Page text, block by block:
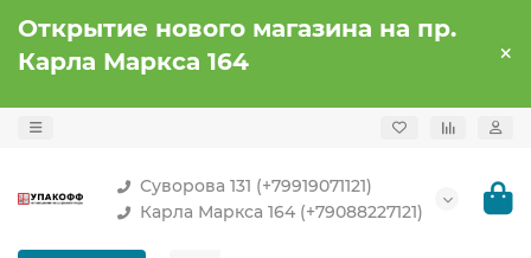
Открытие нового магазина на пр.
Карла Маркса 164
Суворова 131 (+79919071121)
Карла Маркса 164 (+79088227121)